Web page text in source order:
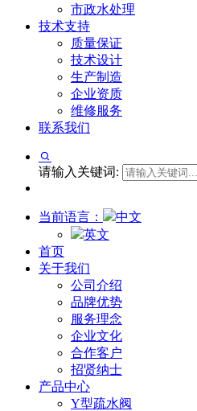
市政水处理
技术支持
质量保证
技术设计
生产制造
企业资质
维修服务
联系我们
请输入关键词:
当前语言：
中文
英文
首页
关于我们
公司介绍
品牌优势
服务理念
企业文化
合作客户
招贤纳士
产品中心
Y型疏水阀